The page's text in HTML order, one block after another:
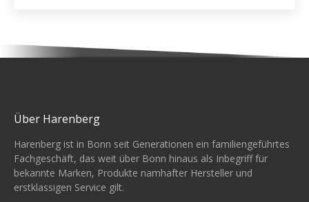
Über Harenberg
Harenberg ist in Bonn seit Generationen ein familiengeführtes
Fachgeschäft, das weit über Bonn hinaus als Inbegriff für
bekannte Marken, Produkte namhafter Hersteller und
erstklassigen Service gilt.